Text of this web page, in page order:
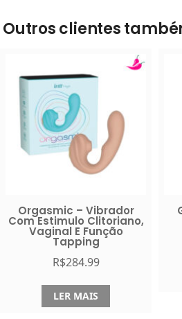
Outros clientes
Orgasmic – Vibrador
Com Estimulo Clitoriano,
Vaginal E Função
Tapping
R$284.99
LER MAIS